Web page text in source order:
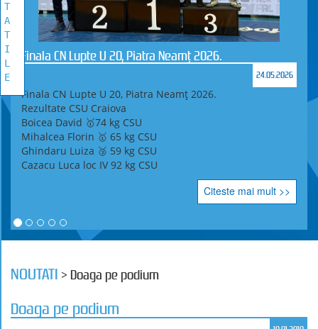
Finala CN Lupte U 20, Piatra Neamț 2026.
24.05.2026
Finala CN Lupte U 20, Piatra Neamț 2026.
Rezultate CSU Craiova
Boicea David 🥇74 kg CSU
Mihalcea Florin 🥇 65 kg CSU
Ghindaru Luiza 🥉 59 kg CSU
Cazacu Luca loc IV 92 kg CSU
Citeste mai mult >>
NOUTATI > Doaga pe podium
Doaga pe podium
T
A
T
I
L
E